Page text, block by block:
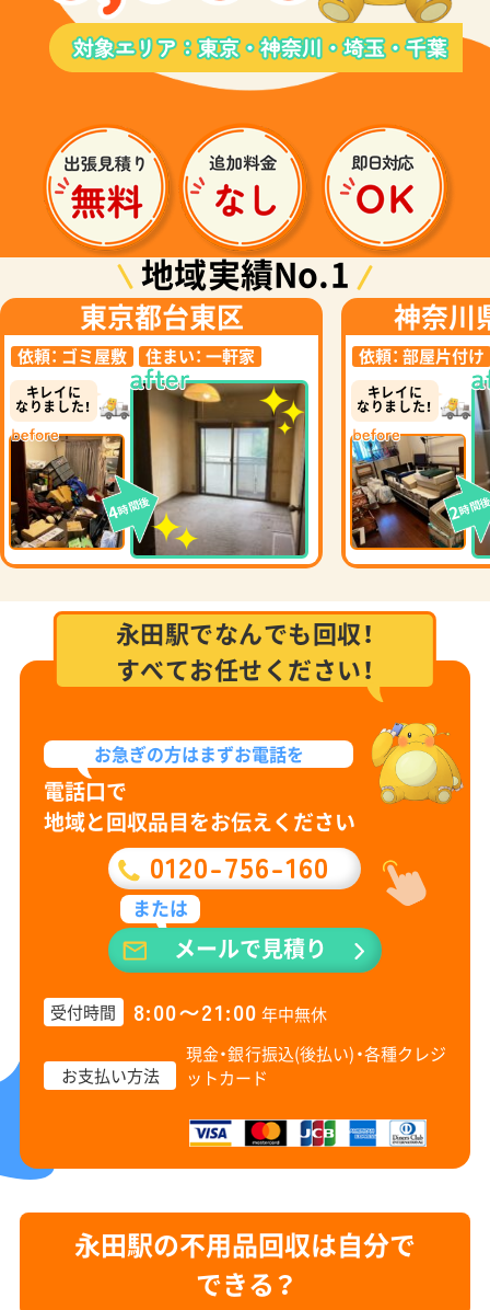
地域実績No.1
東京都台東区
依頼： ゴミ屋敷 住まい： 一軒家
キレイに
なりました！
4時間後
神奈川
依頼： 部屋片付け
キレイに
なりました！
2時間
永田駅でなんでも回収！
すべてお任せください！
お急ぎの方はまずお電話を
電話口で
地域と回収品目をお伝えください
0120-756-160
または
メールで見積り
受付時間 8:00〜21:00 年中無休
お支払い方法
現金・銀行振込(後払い)・各種クレジ
ットカード
永田駅の不用品回収は自分で
できる？